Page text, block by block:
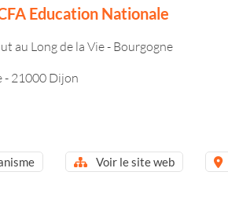
Education Nationale
au Long de la Vie - Bourgogne
- 21000 Dijon
Voir le site web